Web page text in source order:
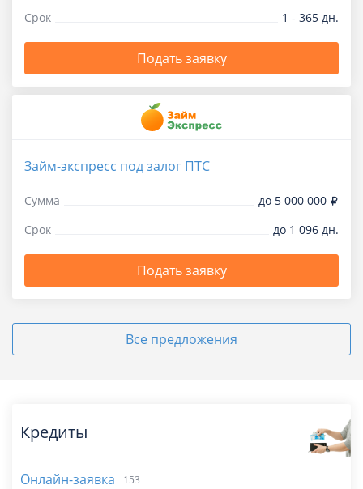
Срок
1 - 365 дн.
Подать заявку
Займ-экспресс под залог ПТС
Сумма
до 5 000 000
Срок
до 1 096 дн.
Подать заявку
Все предложения
Кредиты
Онлайн-заявка 153